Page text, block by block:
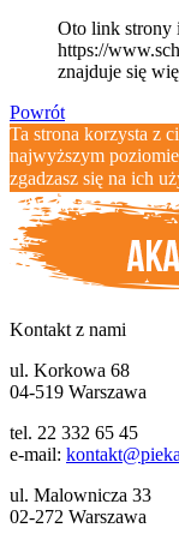
Oto link strony
https://
znajduje się
Powrót
Ta strona korzysta z
najwyższym
zgadzasz się na ich
Kontakt z nami
ul. Korkowa 68
04-519 Warszawa
tel. 22 332 65 45
e-mail:
ul. Malownicza 33
02-272 Warszawa